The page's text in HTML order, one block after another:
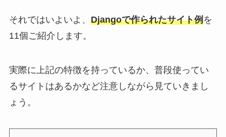
それではいよいよ、 Djangoで作られたサイト例を
11個ご紹介します。
実際に上記の特徴を持っているか、普段使ってい
るサイトはあるかなど注意しながら見ていきまし
ょう。